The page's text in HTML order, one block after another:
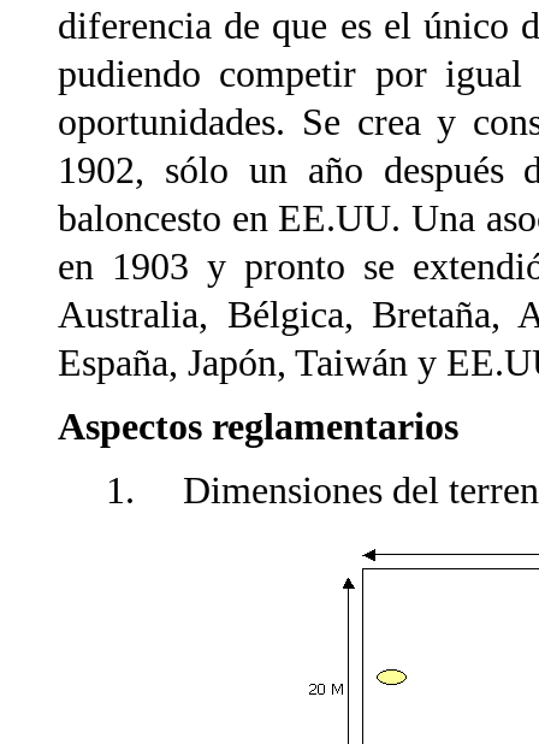
diferencia de que es el único
pudiendo competir por
oportunidades. Se crea y
1902, sólo un año después
baloncesto en EE.UU. Una
en 1903 y pronto se
Australia, Bélgica, Bretaña,
España, Japón, Taiwán y
Aspectos reglamentarios
1. Dimensiones del